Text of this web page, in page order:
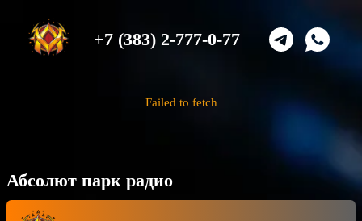
+7 (383) 2-777-0-77
Failed to fetch
Абсолют парк радио